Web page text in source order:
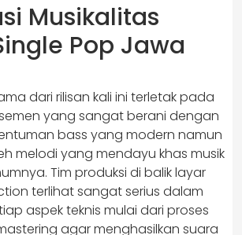
Musikalitas
Pop Jawa
dari rilisan kali ini terletak pada
yang sangat berani dengan
bass yang modern namun
melodi yang mendayu khas musik
Tim produksi di balik layar
terlihat sangat serius dalam
aspek teknis mulai dari proses
agar menghasilkan suara